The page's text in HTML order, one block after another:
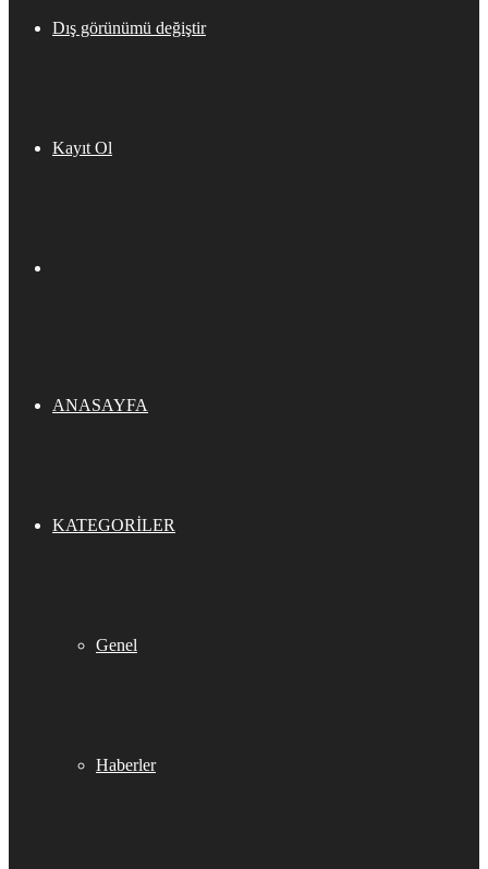
Dış görünümü değiştir
Kayıt Ol
ANASAYFA
KATEGORILER
Genel
Haberler